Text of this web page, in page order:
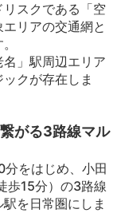
スクである「空
リアの交通網と
」駅周辺エリア
クが存在しま
がる3路線マル
をはじめ、小田
歩15分）の3路線
を日常圏にしま